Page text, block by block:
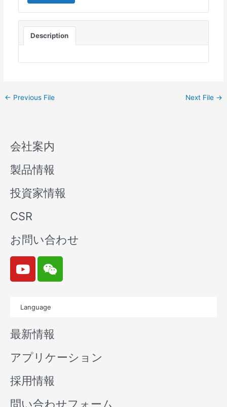
Description
← Previous File Next File →
会社案内
製品情報
投資家情報
CSR
お問い合わせ
Y
o
u
b
e
W
e
i
n
Language
最新情報
アプリケーション
採用情報
問い合わせフォーム